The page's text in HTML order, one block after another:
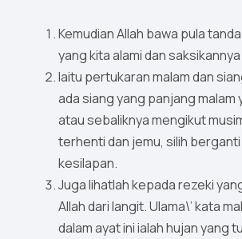
Kemudian Allah bawa pula
yang kita alami dan
Iaitu pertukaran malam dan
ada siang yang panjang malam
atau sebaliknya mengikut
terhenti dan jemu, silih
kesilapan.
Juga lihatlah kepada rezeki
Allah dari langit. Ulama\’ kata
dalam ayat ini ialah hujan yang